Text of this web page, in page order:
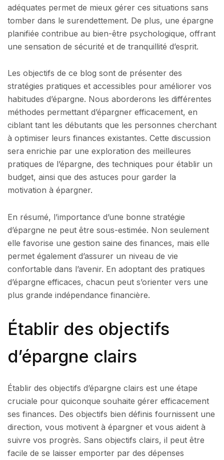
adéquates permet de mieux gérer ces situations sans
tomber dans le surendettement. De plus, une épargne
planifiée contribue au bien-être psychologique, offrant
une sensation de sécurité et de tranquillité d’esprit.
Les objectifs de ce blog sont de présenter des
stratégies pratiques et accessibles pour améliorer vos
habitudes d’épargne. Nous aborderons les différentes
méthodes permettant d’épargner efficacement, en
ciblant tant les débutants que les personnes cherchant
à optimiser leurs finances existantes. Cette discussion
sera enrichie par une exploration des meilleures
pratiques de l’épargne, des techniques pour établir un
budget, ainsi que des astuces pour garder la
motivation à épargner.
En résumé, l’importance d’une bonne stratégie
d’épargne ne peut être sous-estimée. Non seulement
elle favorise une gestion saine des finances, mais elle
permet également d’assurer un niveau de vie
confortable dans l’avenir. En adoptant des pratiques
d’épargne efficaces, chacun peut s’orienter vers une
plus grande indépendance financière.
Établir des objectifs
d’épargne clairs
Établir des objectifs d’épargne clairs est une étape
cruciale pour quiconque souhaite gérer efficacement
ses finances. Des objectifs bien définis fournissent une
direction, vous motivent à épargner et vous aident à
suivre vos progrès. Sans objectifs clairs, il peut être
facile de se laisser emporter par des dépenses